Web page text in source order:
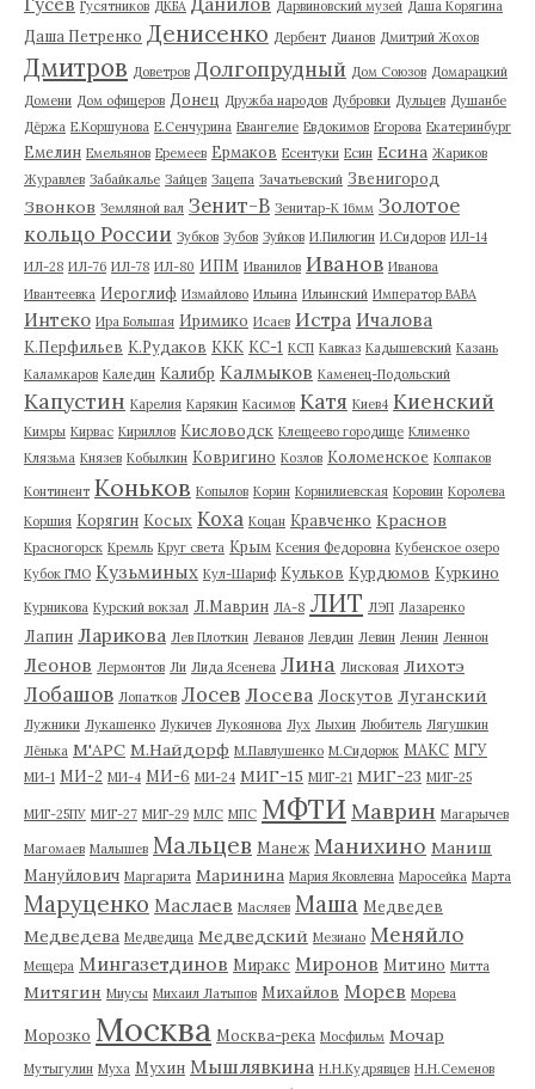
Гусятников ДКБА Дарвиновский музей Даша Корягина
Даша Петренко Денисенко Дербент Дианов Дмитрий Жохов
Дмитров Доветров Долгопрудный Дом Союзов Домарацкий
Домени Дом офицеров Донец Дружба народов Дубровки Дульцев Душанбе
Дёржа Е.Коршунова Е.Сенчурина Евангелие Евдокимов Егорова Екатеринбург
Емелин Емельянов Еремеев Ермаков Есентуки Есин Есина Жариков
Журавлев Забайкалье Зайцев Зацепа Зачатьевский Звенигород
Звонков Земляной вал Зенит-В Зенитар-К 16мм Золотое
кольцо России Зубков Зубов Зуйков И.Пилюгин И.Сидоров ИЛ-14
ИЛ-28 ИЛ-76 ИЛ-78 ИЛ-80 ИПМ Иванилов Иванов Иванова
Ивантеевка Иероглиф Измайлово Ильина Ильинский Император ВАВА
Интеко Ира Большая Иримико Исаев Истра Ичалова
К.Перфильев К.Рудаков ККК КС-1 КСП Кавказ Кадышевский Казань
Каламкаров Каледин Калибр Калмыков Каменец-Подольский
Капустин Карелия Карякин Касимов Катя Киев4 Киенский
Кимры Кирвас Кириллов Кисловодск Клещеево городище Клименко
Клязьма Князев Кобылкин Ковригино Козлов Коломенское Колпаков
Континент Коньков Копылов Корин Корнилиевская Коровин Королева
Коршия Корягин Косых Коха Коцан Кравченко Краснов
Красногорск Кремль Круг света Крым Ксения Федоровна Кубенское озеро
Кубок ГМО Кузьминых Кул-Шариф Кульков Курдюмов Куркино
Курникова Курский вокзал Л.Маврин ЛА-8 ЛИТ ЛЭП Лазаренко
Лапин Ларикова Лев Плоткин Леванов Левдин Левин Ленин Леннон
Леонов Лермонтов Ли Лида Ясенева Лина Лисковая Лихотэ
Лобашов Лопатков Лосев Лосева Лоскутов Луганский
Лужники Лукашенко Лукичев Лукоянова Лух Лыхин Любитель Лягушкин
Лёнька М'АРС М.Найдорф М.Павлушенко М.Сидорюк МАКС МГУ
МИ-1 МИ-2 МИ-4 МИ-6 МИ-24 МИГ-15 МИГ-21 МИГ-23 МИГ-25
МИГ-25ПУ МИГ-27 МИГ-29 МЛС МПС МФТИ Маврин Магарычев
Магомаев Малышев Мальцев Манеж Манихино Маниш
Мануйлович Маргарита Маринина Мария Яковлевна Маросейка Марта
Маруценко Маслаев Масляев Маша Медведев
Медведева Медведица Медведский Мезиано Меняйло
Мещера Мингазетдинов Миракс Миронов Митино Митта
Митягин Миусы Михаил Латыпов Михайлов Морев Морева
Морозко Москва Москва-река Мосфильм Мочар
Мутыгулин Муха Мухин Мышлявкина Н.Н.Кудрявцев Н.Н.Семенов